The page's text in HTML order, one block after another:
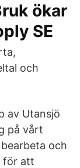
ökar
SE
och
av Utansjö
på vårt
och
för att